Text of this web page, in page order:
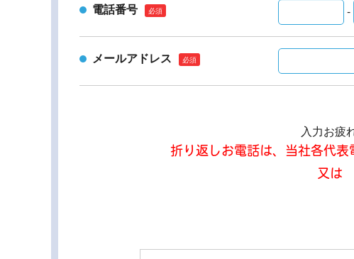
電話番号 -
メールアドレス
入力お疲
折り返しお電話は、当社各
又は